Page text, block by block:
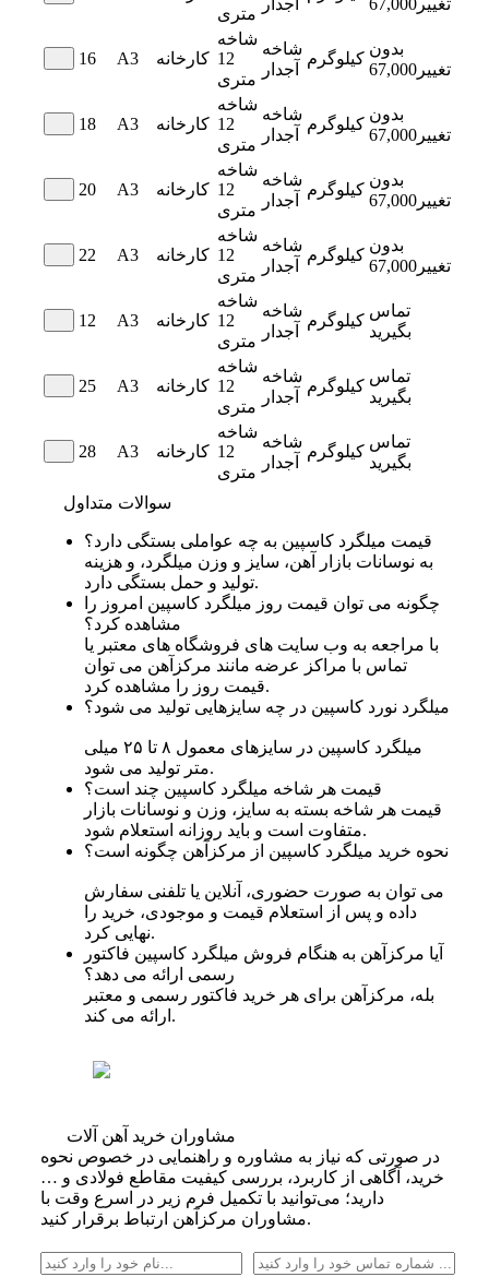
متری
16 A3 کارخانه
شاخه
12
متری
شاخه
آجدار
کیلوگرم
بدون
تغییر67,000
18 A3 کارخانه
شاخه
12
متری
شاخه
آجدار
کیلوگرم
بدون
تغییر67,000
20 A3 کارخانه
شاخه
12
متری
شاخه
آجدار
کیلوگرم
بدون
تغییر67,000
22 A3 کارخانه
شاخه
12
متری
شاخه
آجدار
کیلوگرم
بدون
تغییر67,000
12 A3 کارخانه
شاخه
12
متری
شاخه
آجدار
کیلوگرم
تماس
بگیرید
25 A3 کارخانه
شاخه
12
متری
شاخه
آجدار
کیلوگرم
تماس
بگیرید
28 A3 کارخانه
شاخه
12
متری
شاخه
آجدار
کیلوگرم
تماس
بگیرید
سوالات متداول
قیمت میلگرد کاسپین به چه عواملی بستگی دارد؟
به نوسانات بازار آهن، سایز و وزن میلگرد، و هزینه
تولید و حمل بستگی دارد.
چگونه می‌ توان قیمت روز میلگرد کاسپین امروز را
مشاهده کرد؟
با مراجعه به وب‌ سایت‌ های فروشگاه‌ های معتبر یا
تماس با مراکز عرضه مانند مرکزآهن می‌ توان
قیمت روز را مشاهده کرد.
میلگرد نورد کاسپین در چه سایزهایی تولید می‌ شود؟
میلگرد کاسپین در سایزهای معمول ۸ تا ۲۵ میلی‌
متر تولید می‌ شود.
قیمت هر شاخه میلگرد کاسپین چند است؟
قیمت هر شاخه بسته به سایز، وزن و نوسانات بازار
متفاوت است و باید روزانه استعلام شود.
نحوه خرید میلگرد کاسپین از مرکزآهن چگونه است؟
می‌ توان به صورت حضوری، آنلاین یا تلفنی سفارش
داده و پس از استعلام قیمت و موجودی، خرید را
نهایی کرد.
آیا مرکزآهن به هنگام فروش میلگرد کاسپین فاکتور
رسمی ارائه می‌ دهد؟
بله، مرکزآهن برای هر خرید فاکتور رسمی و معتبر
ارائه می‌ کند.
مشاوران خرید آهن آلات
در صورتی که نیاز به مشاوره و راهنمایی در خصوص نحوه
خرید، آگاهی از کاربرد، بررسی کیفیت مقاطع فولادی و …
دارید؛ می‌توانید با تکمیل فرم زیر در اسرع وقت با
مشاوران مرکزآهن ارتباط برقرار کنید.